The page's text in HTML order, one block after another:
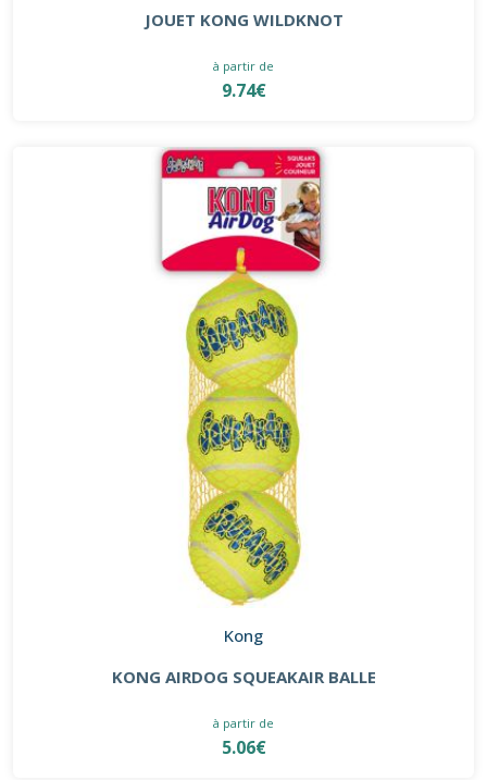
JOUET KONG WILDKNOT
à partir de
9.74€
Kong
KONG AIRDOG SQUEAKAIR BALLE
à partir de
5.06€